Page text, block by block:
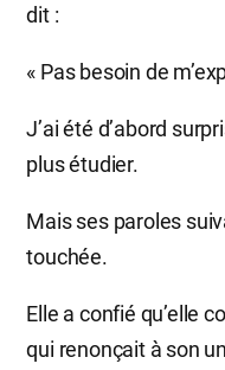
dit :
« Pas besoin de
J’ai été d’abord
plus étudier.
Mais ses paroles
touchée.
Elle a confié qu’elle
qui renonçait à son